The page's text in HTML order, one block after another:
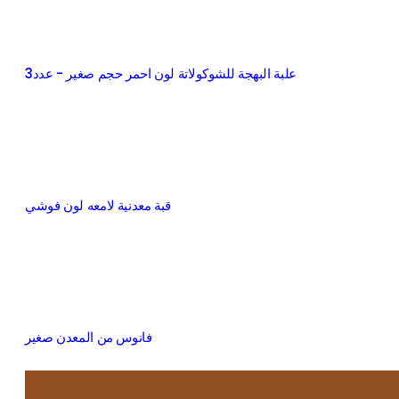
علبة البهجة للشوكولاتة لون احمر حجم صغير - عدد3
قبة معدنية لامعه لون فوشي
فانوس من المعدن صغير